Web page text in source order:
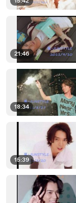
21:46
18:34
15:39